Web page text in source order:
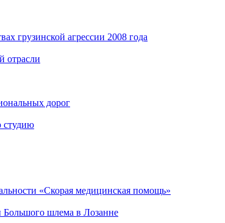
грузинской агрессии 2008 года
отрасли
дорог
студию
«Скорая медицинская помощь»
Большого шлема в Лозанне